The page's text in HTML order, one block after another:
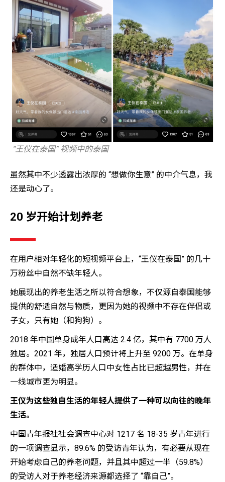
“王仪在泰国” 视频中的泰国
虽然其中不少透露出浓厚的 “想做你生意” 的中介气息，我
还是动心了。
20 岁开始计划养老
在用户相对年轻化的短视频平台上，“王仪在泰国” 的几十
万粉丝中自然不缺年轻人。
她展现出的养老生活之所以符合想象，不仅源自泰国能够
提供的舒适自然与物质，更因为她的视频中不存在伴侣或
子女，只有她（和狗狗）。
2018 年中国单身成年人口高达 2.4 亿，其中有 7700 万人
独居。2021 年，独居人口预计将上升至 9200 万。在单身
的群体中，适婚高学历人口中女性占比已超越男性，并在
一线城市更为明显。
王仪为这些独自生活的年轻人提供了一种可以向往的晚年
生活。
中国青年报社社会调查中心对 1217 名 18-35 岁青年进行
的一项调查显示，89.6% 的受访青年认为，有必要从现在
开始考虑自己的养老问题，并且其中超过一半（59.8%）
的受访人对于养老经济来源都选择了 “靠自己”。